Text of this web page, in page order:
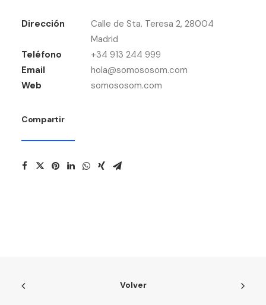
Dirección
Calle de Sta. Teresa 2, 28004
Madrid
Teléfono
+34 913 244 999
Email
hola@somososom.com
Web
somososom.com
Compartir
Volver